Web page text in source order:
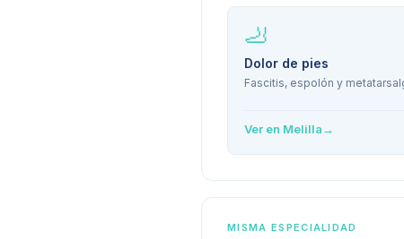
🦶
Dolor de pies
Fascitis, espolón y
Ver en Melilla→
MISMA ESPECIALIDAD